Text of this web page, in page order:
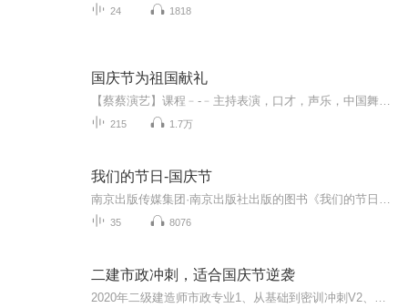
24 1818
国庆节为祖国献礼
215 1.7万
我们的节日-国庆节
35 8076
二建市政冲刺，适合国庆节逆袭